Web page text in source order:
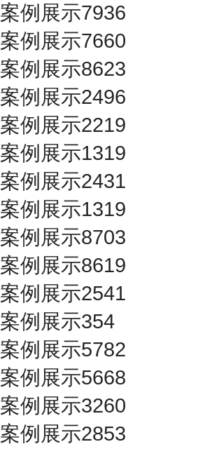
案例展示7936
案例展示7660
案例展示8623
案例展示2496
案例展示2219
案例展示1319
案例展示2431
案例展示1319
案例展示8703
案例展示8619
案例展示2541
案例展示354
案例展示5782
案例展示5668
案例展示3260
案例展示2853